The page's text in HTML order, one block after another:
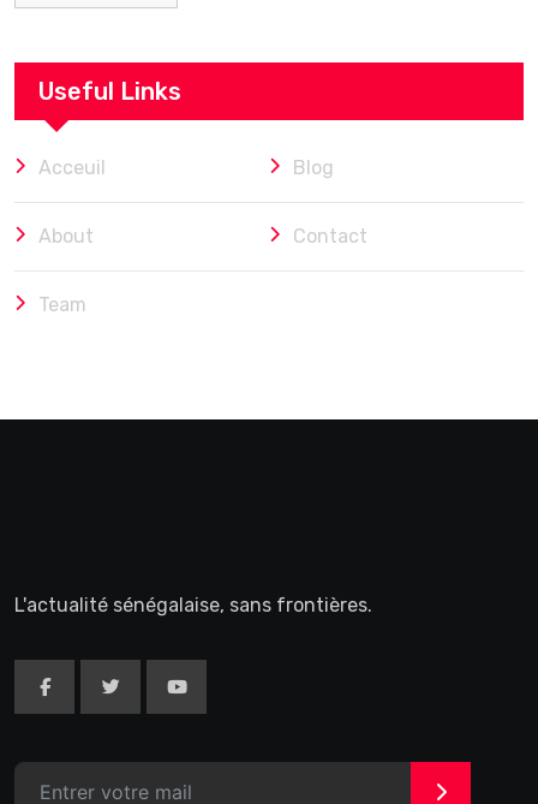
Useful Links
Acceuil Blog
About Contact
Team
L'actualité sénégalaise, sans frontières.
>